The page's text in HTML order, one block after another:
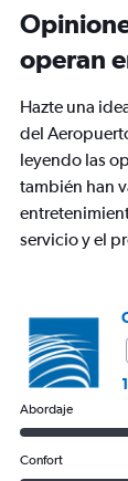
operan
Hazte una
del
leyendo las
también han
servicio y el
Abordaje
Confort